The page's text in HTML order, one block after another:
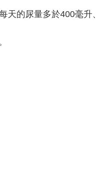
天的尿量多於400毫升、